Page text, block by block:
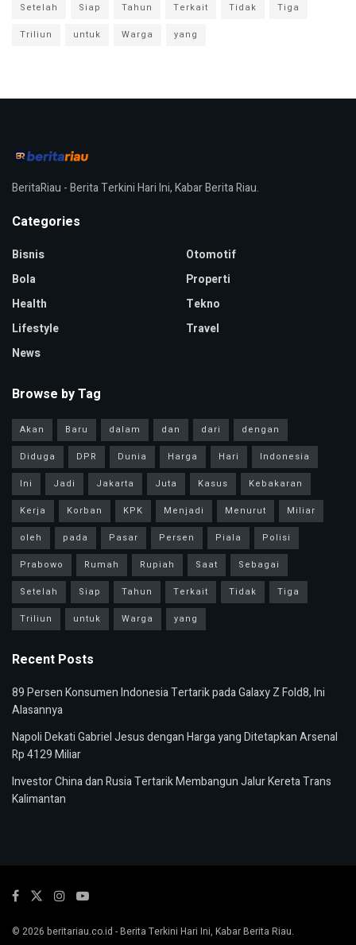
Setelah
Siap Tahun Terkait Tidak
Tiga
Triliun
untuk Warga yang
BeritaRiau - Berita Terkini Hari Ini, Kabar Berita Riau.
Categories
Bisnis
Bola
Health
Lifestyle
News
Otomotif
Properti
Tekno
Travel
Browse by Tag
Akan Baru dalam dan dari
dengan
Diduga
DPR Dunia Harga Hari
Indonesia
Ini
Jadi Jakarta Juta Kasus
Kebakaran
Kerja
Korban KPK Menjadi Menurut
Miliar
oleh
pada Pasar Persen Piala
Polisi
Prabowo
Rumah Rupiah Saat
Sebagai
Setelah
Siap Tahun Terkait Tidak
Tiga
Triliun
untuk Warga yang
Recent Posts
89 Persen Konsumen Indonesia Tertarik pada Galaxy Z Fold8, Ini
Alasannya
Napoli Dekati Gabriel Jesus dengan Harga yang Ditetapkan Arsenal
Rp 4129 Miliar
Investor China dan Rusia Tertarik Membangun Jalur Kereta Trans
Kalimantan
© 2026 beritariau.co.id - Berita Terkini Hari Ini, Kabar Berita Riau.